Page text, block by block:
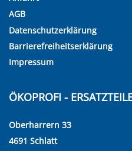
AGB
Datenschutzerklärung
Barrierefreiheitserklärung
Impressum
ÖKOPROFI -
Oberharrern 33
4691 Schlatt